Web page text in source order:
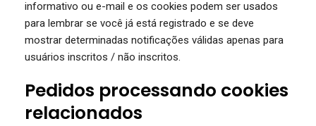
informativo ou e-mail e os cookies podem ser usados ​​
para lembrar se você já está registrado e se deve
mostrar determinadas notificações válidas apenas para
usuários inscritos / não inscritos.
Pedidos processando cookies
relacionados